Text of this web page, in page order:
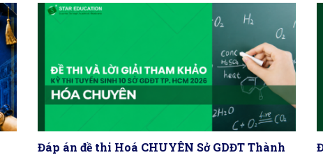
Đáp án đề thi Hoá CHUYÊN Sở GDĐT Thành